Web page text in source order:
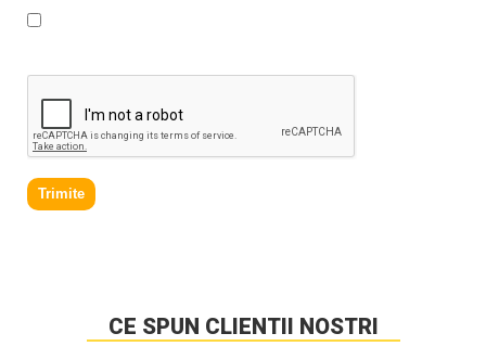
Trimite
CE SPUN CLIENTII NOSTRI